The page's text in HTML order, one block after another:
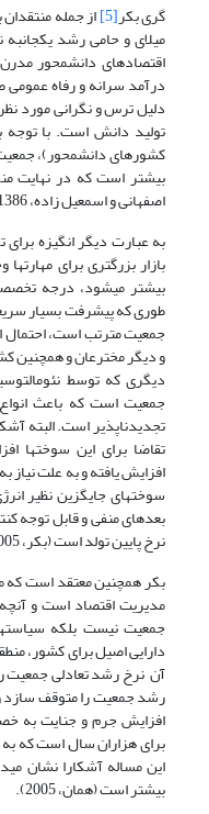
گری بکر[5]
میلای و حامی رشد
اقتصادهای دانش­محور
درآمد سرانه و رفاه
دلیل ترس و نگرانی مورد
تولید دانش است. با توجه
کشورهای دانش­محور)،
بیشتر است که در نهایت
اصفهانی و اسمعیل زاده، 1386).
به عبارت دیگر انگیزه
بازار بزرگ­تری برای
بیشتر می­شود، درجه
طوری که پیشرفت بسیار
جمعیت مترتب است، احتمال
و دیگر مخترعان و همچنین
دیگری که توسط
جمعیت است که باعث انواع
تجدیدناپذیر است. البته
تقاضا برای این سوخت­ها
افزایش یافته و به علت نیاز
سوخت­های جایگزین نظیر
بعدهای منفی و قابل توجه
نرخ پایین تولد است (بکر، 2005).
بکر همچنین معتقد است
مدیریت اقتصاد است و
جمعیت نیست بلکه
دارایی اصیل برای کشور،
آن نرخ رشد تعادلی جمعیت
رشد جمعیت را متوقف سازد
افزایش جرم و جنایت به
برای هزاران سال است که
این مساله آشکارا نشان
بیشتر است (همان، 2005).